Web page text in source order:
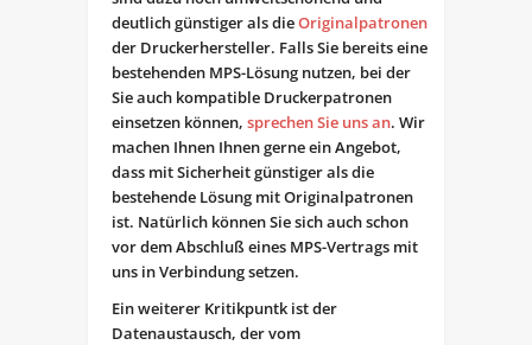
deutlich günstiger als dieOriginalpatronen
der Druckerhersteller. Falls Sie bereits eine
bestehenden MPS-Lösung nutzen, bei der
Sie auch kompatible Druckerpatronen
einsetzen können, sprechen Sie uns an. Wir
machen Ihnen Ihnen gerne ein Angebot,
dass mit Sicherheit günstiger als die
bestehende Lösung mit Originalpatronen
ist. Natürlich können Sie sich auch schon
vor dem Abschluß eines MPS-Vertrags mit
uns in Verbindung setzen.
Ein weiterer Kritikpuntk ist der
Datenaustausch, der vom